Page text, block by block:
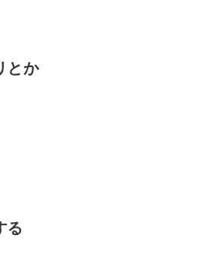
とか
る